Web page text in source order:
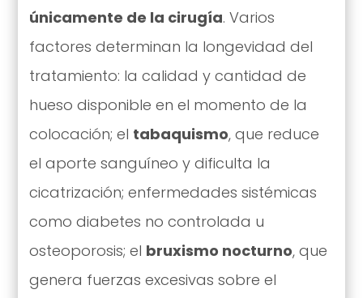
únicamente de la cirugía. Varios
factores determinan la longevidad del
tratamiento: la calidad y cantidad de
hueso disponible en el momento de la
colocación; el tabaquismo, que reduce
el aporte sanguíneo y dificulta la
cicatrización; enfermedades sistémicas
como diabetes no controlada u
osteoporosis; el bruxismo nocturno, que
genera fuerzas excesivas sobre el